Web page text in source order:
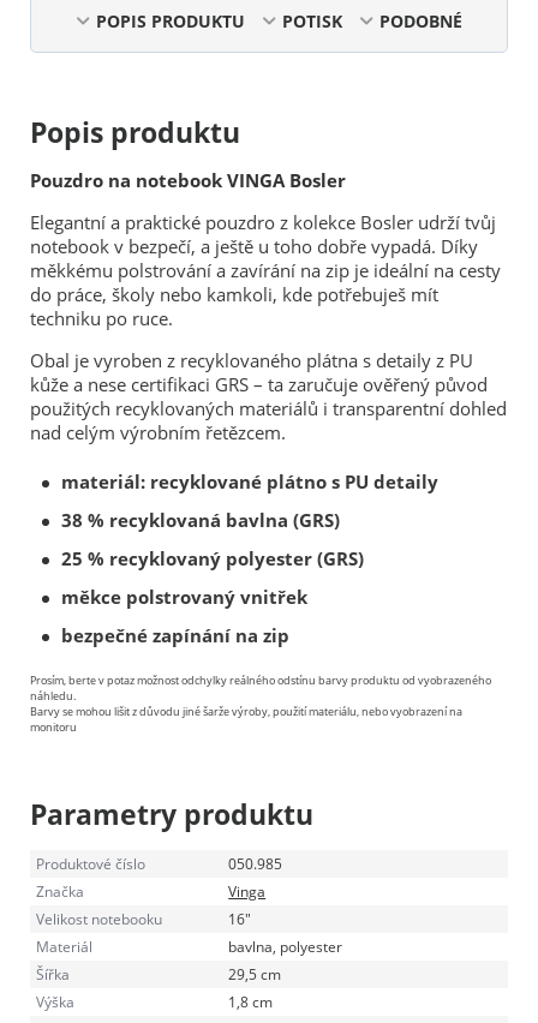
POPIS PRODUKTU POTISK PODOBNÉ
Popis produktu
Pouzdro na notebook VINGA Bosler
Elegantní a praktické pouzdro z kolekce Bosler udrží tvůj
notebook v bezpečí, a ještě u toho dobře vypadá. Díky
měkkému polstrování a zavírání na zip je ideální na cesty
do práce, školy nebo kamkoli, kde potřebuješ mít
techniku po ruce.
Obal je vyroben z recyklovaného plátna s detaily z PU
kůže a nese certifikaci GRS – ta zaručuje ověřený původ
použitých recyklovaných materiálů i transparentní dohled
nad celým výrobním řetězcem.
materiál: recyklované plátno s PU detaily
38 % recyklovaná bavlna (GRS)
25 % recyklovaný polyester (GRS)
měkce polstrovaný vnitřek
bezpečné zapínání na zip
Prosím, berte v potaz možnost odchylky reálného odstínu barvy produktu od vyobrazeného
náhledu.
Barvy se mohou lišit z důvodu jiné šarže výroby, použití materiálu, nebo vyobrazení na
monitoru
Parametry produktu
Produktové číslo
050.985
Značka
Vinga
Velikost notebooku
16"
Materiál
bavlna, polyester
Šířka
29,5 cm
Výška
1,8 cm